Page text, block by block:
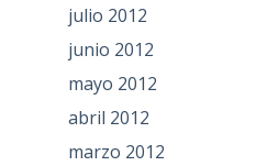
julio 2012
junio 2012
mayo 2012
abril 2012
marzo 2012